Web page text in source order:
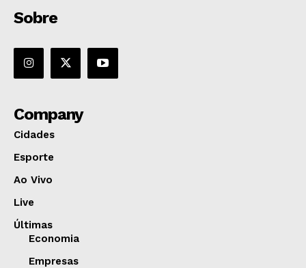
Sobre
Company
Cidades
Esporte
Ao Vivo
Live
Últimas
Economia
Empresas